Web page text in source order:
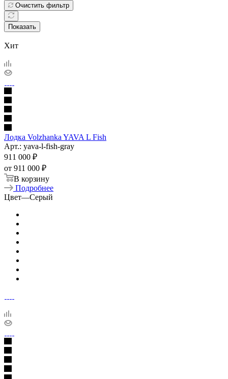
Очистить фильтр
Показать
Хит
Лодка Volzhanka YAVA L Fish
Арт.: yava-l-fish-gray
911 000 ₽
от 911 000 ₽
В корзину
Подробнее
Цвет—Серый